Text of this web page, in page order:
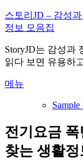
내
용
로
바
가
스토리JD – 감성
정보 모음집
StoryJD는 감성과
읽다 보면 유용하
메뉴
Sample
전기요금
찾는 생활